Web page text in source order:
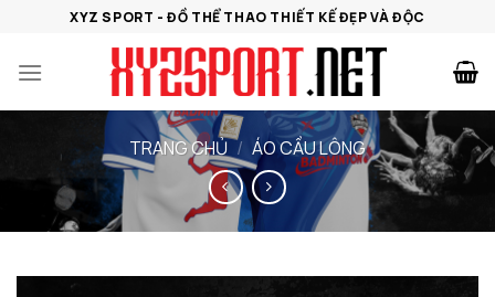
nội
XYZ SPORT - ĐỒ THỂ THAO THIẾT KẾ ĐẸP VÀ ĐỘC
TRANG CHỦ / ÁO CẦU LÔNG